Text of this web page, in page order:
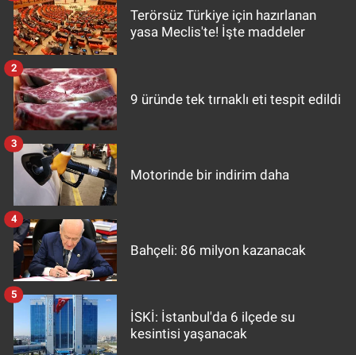
Terörsüz Türkiye için hazırlanan
yasa Meclis'te! İşte maddeler
9 üründe tek tırnaklı eti tespit edildi
2
Motorinde bir indirim daha
3
Bahçeli: 86 milyon kazanacak
4
İSKİ: İstanbul'da 6 ilçede su
kesintisi yaşanacak
5